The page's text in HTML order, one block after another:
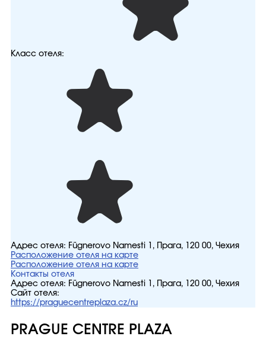
Класс отеля:
Адрес отеля: Fügnerovo Namesti 1, Прага, 120 00, Чехия
Расположение отеля на карте
Расположение отеля на карте
Контакты отеля
Адрес отеля: Fügnerovo Namesti 1, Прага, 120 00, Чехия
Сайт отеля:
https://praguecentreplaza.cz/ru
PRAGUE CENTRE PLAZA